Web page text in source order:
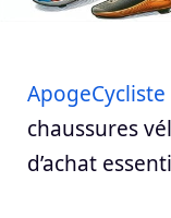
ApogeCycliste
chaussures
d’achat